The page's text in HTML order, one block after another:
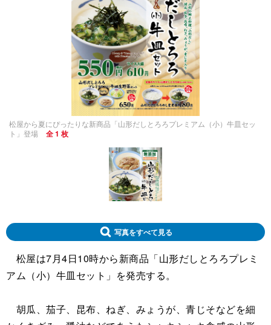
松屋から夏にぴったりな新商品「山形だしとろろプレミアム（小）牛皿セッ
ト」登場
全 1 枚
写真をすべて見る
松屋は7月4日10時から新商品「山形だしとろろプレミ
アム（小）牛皿セット」を発売する。
胡瓜、茄子、昆布、ねぎ、みょうが、青じそなどを細